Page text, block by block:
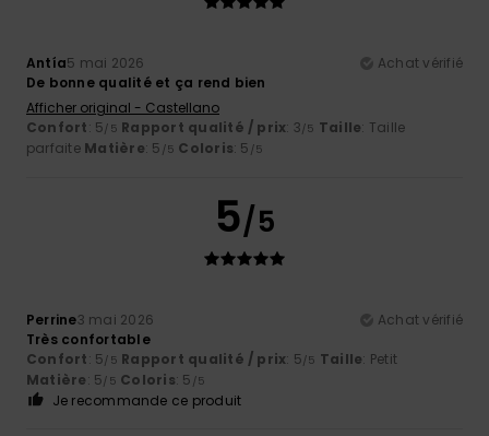
Antía5 mai 2026
Achat vérifié
De bonne qualité et ça rend bien
Afficher original - Castellano
Confort: 5/5 Rapport qualité / prix: 3/5 Taille: Taille
parfaite Matière: 5 /5 Coloris: 5 /5
5/5
Perrine3 mai 2026
Achat vérifié
Très confortable
Confort: 5/5 Rapport qualité / prix: 5/5 Taille: Petit
Matière: 5/5 Coloris: 5 /5
Je recommande ce produit